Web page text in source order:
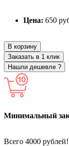
Цена: 650
В корзину
Заказать в 1 клик
Нашли дешевле ?
Минимальный
Всего 4000